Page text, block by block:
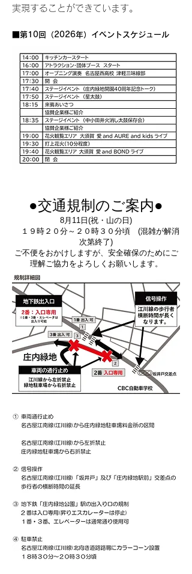
実現することができています。
■第10回（2026年）イベントスケジュール
●交通規制のご案内●
8月11日(祝・山の日)
１９時２０分～２０時３０分頃 (混雑が解消
次第終了)
ご不便をおかけしますが、安全確保のためにご
理解ご協力をよろしくお願いします。